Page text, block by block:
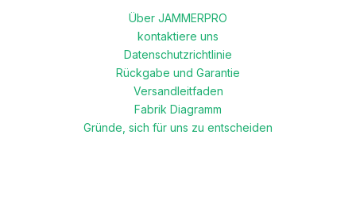
Über JAMMERPRO
kontaktiere uns
Datenschutzrichtlinie
Rückgabe und Garantie
Versandleitfaden
Fabrik Diagramm
Gründe, sich für uns zu entscheiden